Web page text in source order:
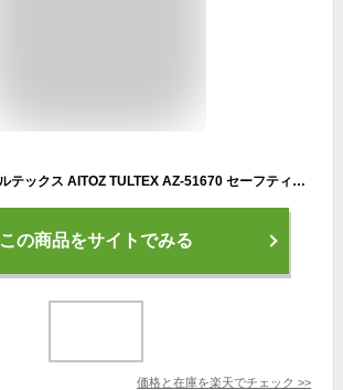
安全靴 アイトス タルテックス AITOZ TULTEX AZ-51670 セーフティシューズ boa 51670 4E EEEE 幅広 作業靴 ハイカット 安全スニーカー メンズ レディース 樹脂先芯入り EVA素材 倉庫 配送 運転 通勤 運送業 建設業 倉庫作業 耐滑 バイクシューズ カモフラ 24.5〜27cm 28cm
この商品をサイトでみる
価格と在庫を楽天でチェック >>